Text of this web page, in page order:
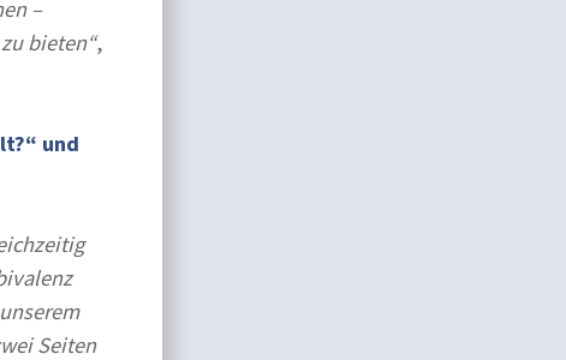
–
bieten“,
und
Seiten